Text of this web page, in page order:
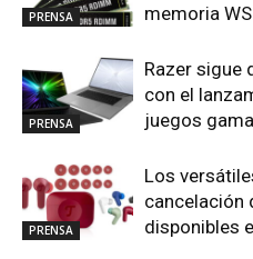
PRENSA
memoria WS
PRENSA
Razer sigue
con el
juegos
PRENSA
Los
cancelación
disponibles